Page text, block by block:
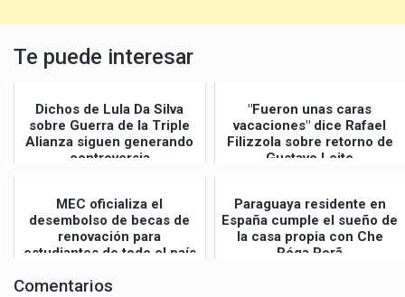
Te puede interesar
Dichos de Lula Da Silva
sobre Guerra de la Triple
Alianza siguen generando
controversia
"Fueron unas caras
vacaciones" dice Rafael
Filizzola sobre retorno de
Gustavo Leite
MEC oficializa el
desembolso de becas de
renovación para
estudiantes de todo el país
Paraguaya residente en
España cumple el sueño de
la casa propia con Che
Róga Porã
Comentarios